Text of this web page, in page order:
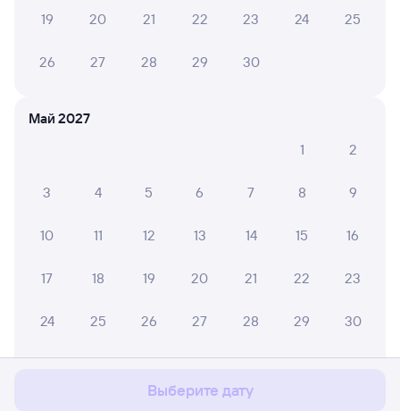
Мы используем cookies для более удобной работы
19 20 21 22 23 24 25
26 27 28 29 30
Май 2027
1
2
3 4 5 6 7 8 9
10 11 12 13 14 15 16
17 18 19 20 21 22 23
24 25 26 27 28 29 30
Выберите дату